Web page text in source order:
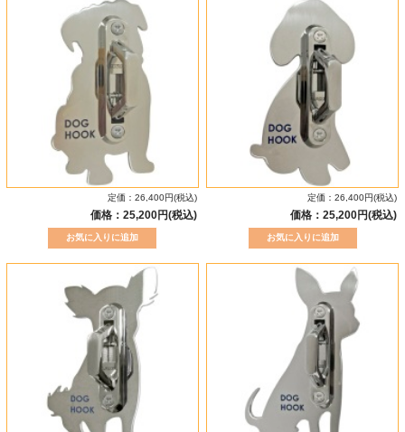
定価：26,400円(税込)
価格：25,200円(税込)
定価：26,400円(税込)
価格：25,200円(税込)